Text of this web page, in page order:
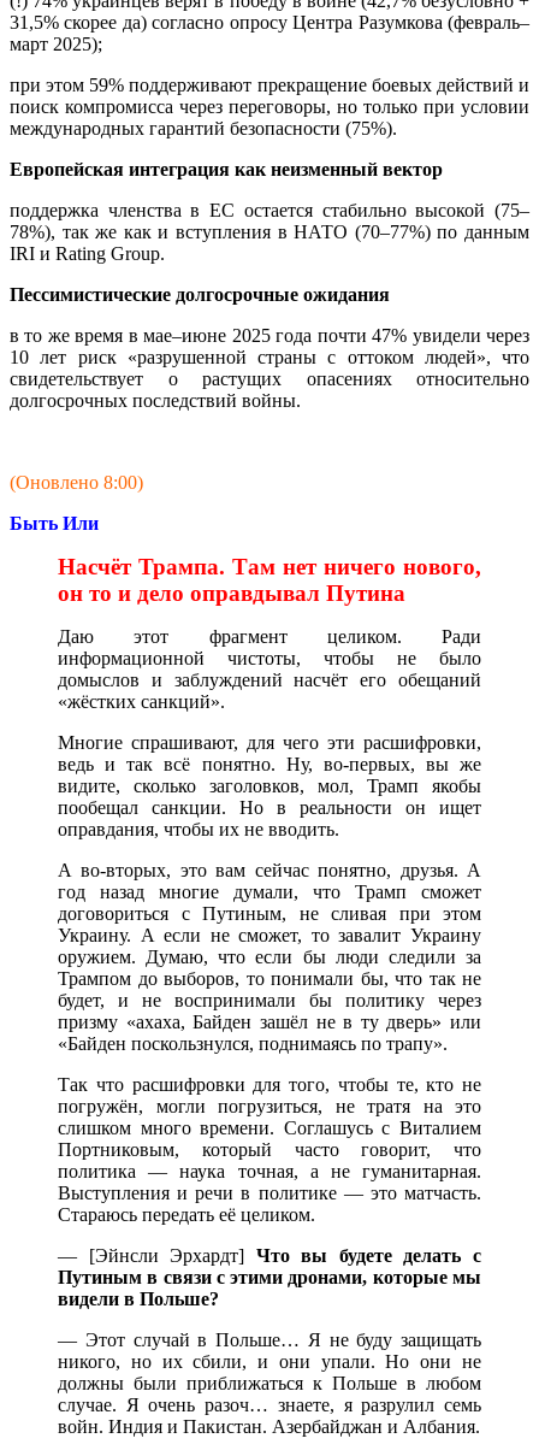
31,5% скорее да) согласно опросу Центра Разумкова (февраль–
март 2025);
при этом 59% поддерживают прекращение боевых действий и
поиск компромисса через переговоры, но только при условии
международных гарантий безопасности (75%).
Европейская интеграция как неизменный вектор
поддержка членства в ЕС остается стабильно высокой (75–
78%), так же как и вступления в НАТО (70–77%) по данным
IRI и Rating Group.
Пессимистические долгосрочные ожидания
в то же время в мае–июне 2025 года почти 47% увидели через
10 лет риск «разрушенной страны с оттоком людей», что
свидетельствует о растущих опасениях относительно
долгосрочных последствий войны.
(Оновлено 8:00)
Быть Или
Насчёт Трампа. Там нет ничего нового,
он то и дело оправдывал Путина
Даю этот фрагмент целиком. Ради
информационной чистоты, чтобы не было
домыслов и заблуждений насчёт его обещаний
«жёстких санкций».
Многие спрашивают, для чего эти расшифровки,
ведь и так всё понятно. Ну, во-первых, вы же
видите, сколько заголовков, мол, Трамп якобы
пообещал санкции. Но в реальности он ищет
оправдания, чтобы их не вводить.
А во-вторых, это вам сейчас понятно, друзья. А
год назад многие думали, что Трамп сможет
договориться с Путиным, не сливая при этом
Украину. А если не сможет, то завалит Украину
оружием. Думаю, что если бы люди следили за
Трампом до выборов, то понимали бы, что так не
будет, и не воспринимали бы политику через
призму «ахаха, Байден зашёл не в ту дверь» или
«Байден поскользнулся, поднимаясь по трапу».
Так что расшифровки для того, чтобы те, кто не
погружён, могли погрузиться, не тратя на это
слишком много времени. Соглашусь с Виталием
Портниковым, который часто говорит, что
политика — наука точная, а не гуманитарная.
Выступления и речи в политике — это матчасть.
Стараюсь передать её целиком.
— [Эйнсли Эрхардт] Что вы будете делать с
Путиным в связи с этими дронами, которые мы
видели в Польше?
— Этот случай в Польше… Я не буду защищать
никого, но их сбили, и они упали. Но они не
должны были приближаться к Польше в любом
случае. Я очень разоч… знаете, я разрулил семь
войн. Индия и Пакистан. Азербайджан и Албания.